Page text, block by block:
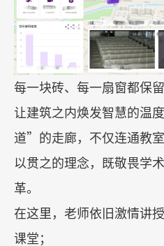
每一块砖、每一扇窗都保
让建筑之内焕发智慧的温
道”
的走廊，不仅连通教
以贯之的理念，既敬畏学
革。
在这里，老师依旧激情讲
课堂；